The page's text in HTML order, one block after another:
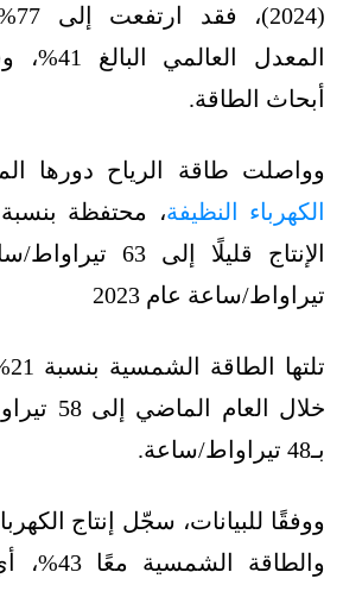
المعدل
أبحاث الطاقة.
وواصلت طاقة الرياح دورها
الكهرباء النظيفة
تيراواط/ساعة عام 2023
خلال
بـ48 تيراواط/ساعة.
ووفقًا للبيانات، سجّل إنتاج